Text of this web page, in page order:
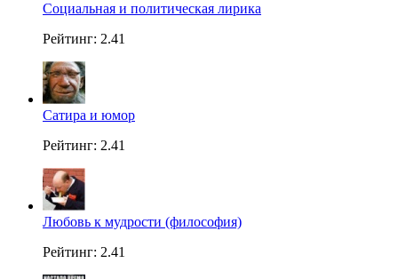
Социальная и политическая лирика
Рейтинг: 2.41
Сатира и юмор
Рейтинг: 2.41
Любовь к мудрости (философия)
Рейтинг: 2.41